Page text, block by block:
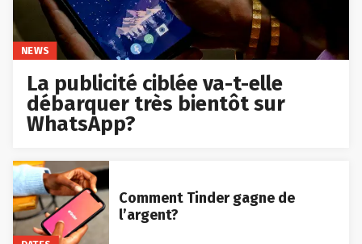
NEWS
La publicité ciblée va-t-elle
débarquer très bientôt sur
WhatsApp?
Comment Tinder gagne de
l’argent?